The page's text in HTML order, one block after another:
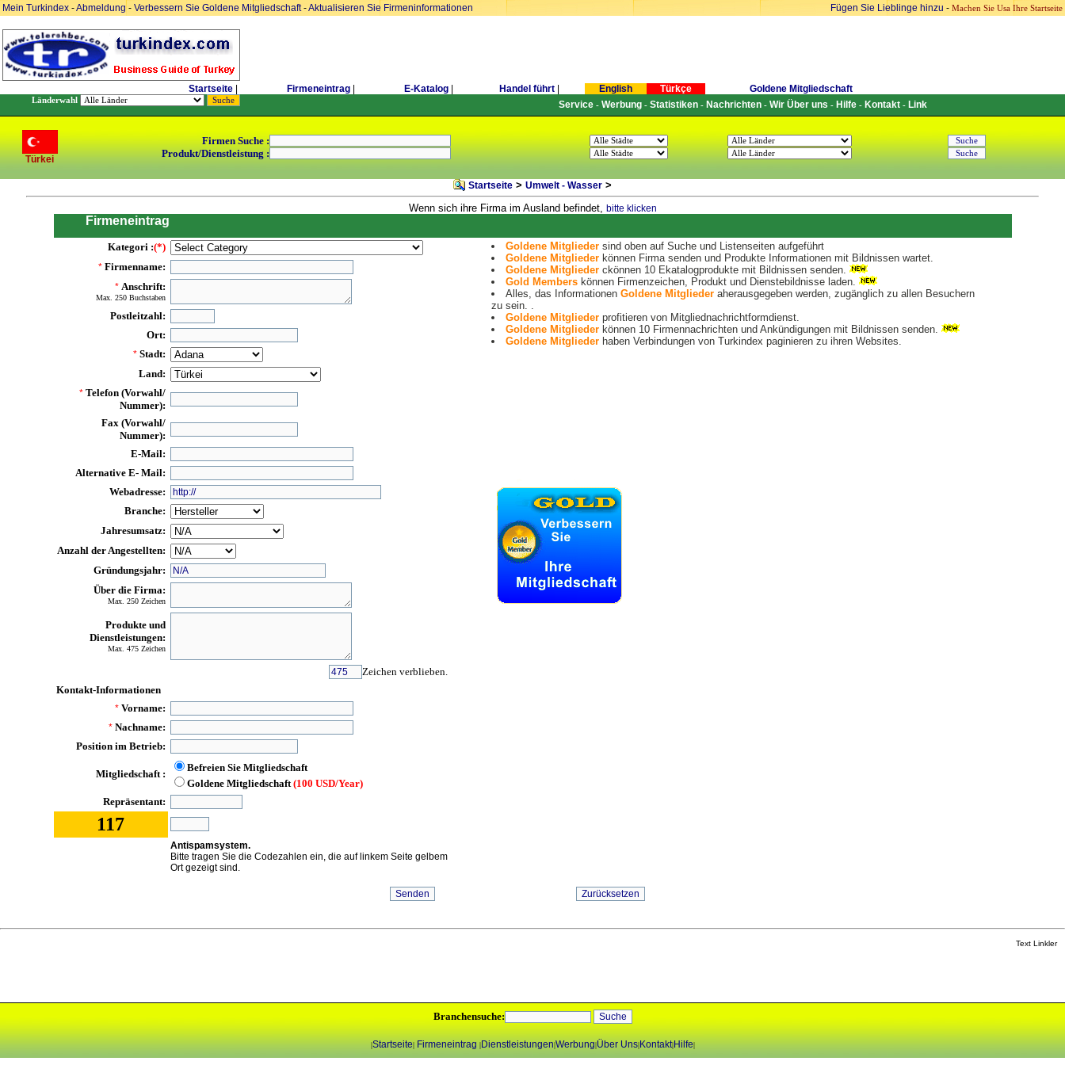
Mein Turkindex -Abmeldung- Verbessern Sie Goldene Mitgliedschaft-Aktualisieren Sie Firmeninformationen Fügen Sie Lieblinge hinzu - Machen Sie Usa Ihre Startseite
Startseite Firmeneintrag E-Katalog Handel führt English Türkçe Goldene Mitgliedschaft
Länderwahl Service- Werbung- Statistiken- Nachrichten- Wir Über uns - Hilfe- Kontakt- Link
Türkei
Firmen Suche :
Produkt/Dienstleistung :
Startseite > Umwelt - Wasser >
Wenn sich ihre Firma im Ausland befindet, bitte klicken
Firmeneintrag
Kategori :(*)
* Firmenname:
* Anschrift:
Max. 250 Buchstaben
Postleitzahl:
Ort:
* Stadt:
Land:
* Telefon (Vorwahl/
Nummer):
Fax (Vorwahl/
Nummer):
E-Mail:
Alternative E- Mail:
Webadresse:
Branche:
Jahresumsatz:
Anzahl der Angestellten:
Gründungsjahr:
Über die Firma:
Max. 250 Zeichen
Produkte und
Dienstleistungen:
Max. 475 Zeichen
Zeichen verblieben.
Kontakt-Informationen
* Vorname:
* Nachname:
Position im Betrieb:
Mitgliedschaft :
Befreien Sie Mitgliedschaft
Goldene Mitgliedschaft(100 USD/Year)
Repräsentant:
117
Antispamsystem.
Bitte tragen Sie die Codezahlen ein, die auf linkem Seite gelbem
Ort gezeigt sind.
Goldene Mitgliedersind oben auf Suche und Listenseiten aufgeführt
Goldene Mitglieder können Firma senden und Produkte Informationen mit Bildnissen wartet.
Goldene Mitgliederckönnen 10 Ekatalogprodukte mit Bildnissen senden.
Gold Memberskönnen Firmenzeichen, Produkt und Dienstebildnisse laden.
Alles, das Informationen Goldene Mitgliederaherausgegeben werden, zugänglich zu allen Besuchern
zu sein. .
Goldene Mitglieder profitieren von Mitgliednachrichtformdienst.
Goldene Mitgliederkönnen 10 Firmennachrichten und Ankündigungen mit Bildnissen senden.
Goldene Mitglieder haben Verbindungen von Turkindex paginieren zu ihren Websites.
Text Linkler
Branchensuche:
|Startseite| Firmeneintrag |Dienstleistungen|Werbung|Über Uns|Kontakt|Hilfe|